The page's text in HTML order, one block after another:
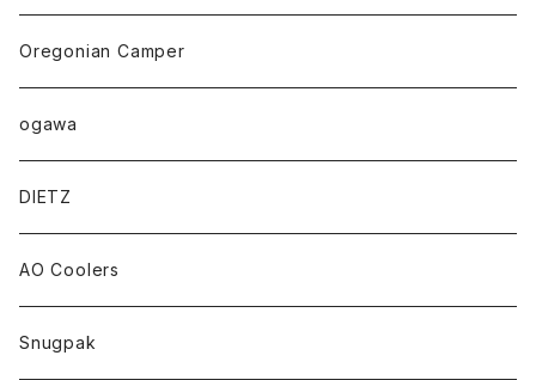
Oregonian Camper
ogawa
DIETZ
AO Coolers
Snugpak